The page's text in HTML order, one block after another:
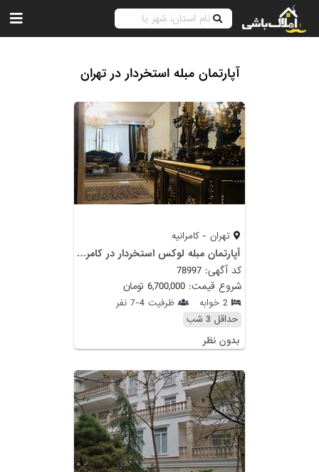
آپارتمان مبله استخردار در تهران
تهران - کامرانیه
آپارتمان مبله لوكس استخردار در كامرانيه
کد آگهی: 78997
شروع قیمت: 6,700,000 تومان
2 خوابه
ظرفیت 4-7 نفر
حداقل 3 شب
بدون نظر